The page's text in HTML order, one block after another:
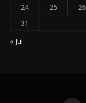
24
25 26
31
« Jul